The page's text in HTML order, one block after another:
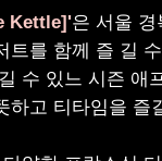
Kettle]'은 서울
트를 함께 즐 길
수 있느 시즌 애
하고 티타임을 즐